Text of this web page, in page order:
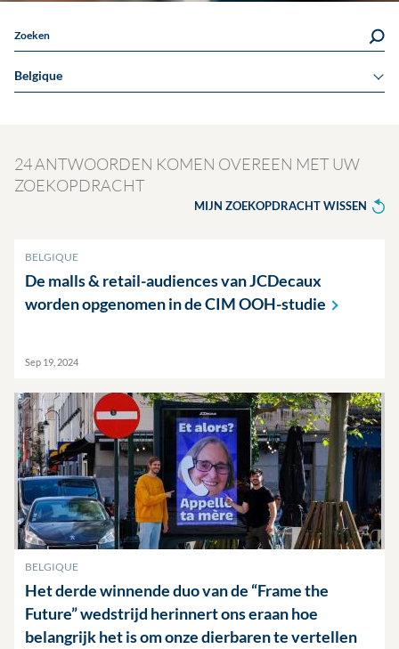
Zoeken
Belgique
24 ANTWOORDEN KOMEN OVEREEN MET UW
ZOEKOPDRACHT
MIJN ZOEKOPDRACHT WISSEN
BELGIQUE
De malls & retail-audiences van JCDecaux
worden opgenomen in de CIMOOH-studie
Sep 19, 2024
BELGIQUE
Het derde winnende duo van de “Frame the
Future” wedstrijd herinnert ons eraan hoe
belangrijk het is om onze dierbaren te vertellen